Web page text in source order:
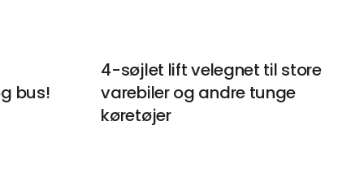
bus!
4-søjlet lift velegnet til store
varebiler og andre tunge
køretøjer